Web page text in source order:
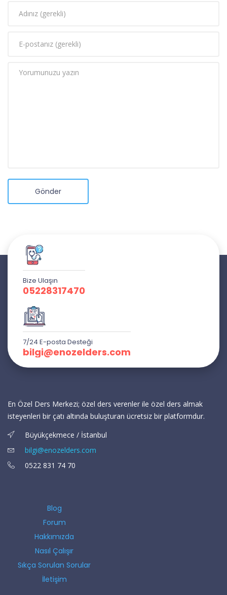
Gönder
Bize Ulaşın
05228317470
7/24 E-posta Desteği
bilgi@enozelders.com
En Özel Ders Merkezi; özel ders verenler ile özel ders almak
isteyenleri bir çatı altında buluşturan ücretsiz bir platformdur.
Büyükçekmece / İstanbul
bilgi@enozelders.com
0522 831 74 70
Blog
Forum
Hakkımızda
Nasıl Çalışır
Sıkça Sorulan Sorular
İletişim